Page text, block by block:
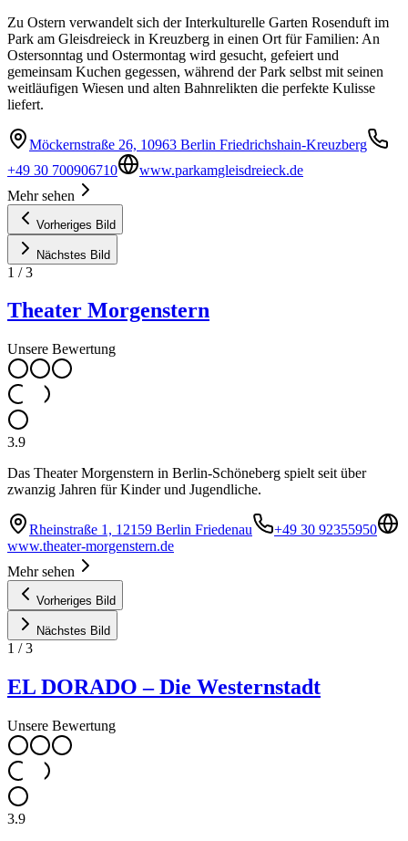
Zu Ostern verwandelt sich der Interkulturelle Garten Rosenduft im
Park am Gleisdreieck in Kreuzberg in einen Ort für Familien: An
Ostersonntag und Ostermontag wird gesucht, gefeiert und
gemeinsam Kuchen gegessen, während der Park selbst mit seinen
weitläufigen Wiesen und alten Bahnrelikten die perfekte Kulisse
liefert.
Möckernstraße 26, 10963 Berlin Friedrichshain-Kreuzberg
+49 30 700906710
www.parkamgleisdreieck.de
Mehr sehen
Vorheriges Bild
Nächstes Bild
1 /3
Theater Morgenstern
Unsere Bewertung
3.9
Das Theater Morgenstern in Berlin-Schöneberg spielt seit über
zwanzig Jahren für Kinder und Jugendliche.
Rheinstraße 1, 12159 Berlin Friedenau
+49 30 92355950
www.theater-morgenstern.de
Mehr sehen
Vorheriges Bild
Nächstes Bild
1 /3
EL DORADO – Die Westernstadt
Unsere Bewertung
3.9